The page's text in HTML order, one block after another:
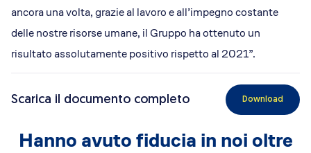
ancora una volta, grazie al lavoro e all’impegno costante
delle nostre risorse umane, il Gruppo ha ottenuto un
risultato assolutamente positivo rispetto al 2021”.
Scarica il documento completo Download
Hanno avuto fiducia in noi oltre